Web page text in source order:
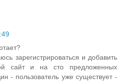
зарегистрироваться и добавить
сайт и на сто предложенных
- пользователь уже существует -